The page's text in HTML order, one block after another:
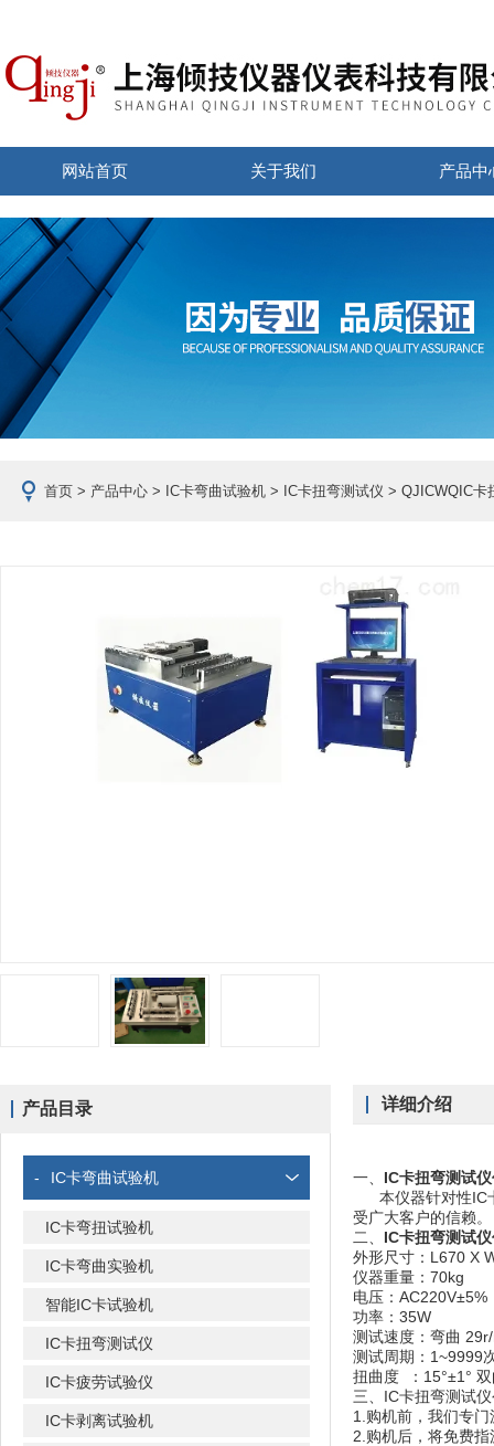
网站首页 关于我们 产品中
首页 > 产品中心 > IC卡弯曲试验机 > IC卡扭弯测试仪 > QJICWQIC卡
产品目录
- IC卡弯曲试验机
IC卡弯扭试验机
IC卡弯曲实验机
智能IC卡试验机
IC卡扭弯测试仪
IC卡疲劳试验仪
IC卡剥离试验机
详细介绍
一、 IC卡扭弯测试
本仪器针对性IC卡
受广大客户的信赖。
二、 IC卡扭弯测试
外形尺寸：L670 X
仪器重量：70kg
电压：AC220V±5%
功率：35W
测试速度：弯曲
测试周期：1~9999
扭曲度 ：15°±1°
三、IC卡扭弯测试
1.购机前，我们专
2.购机后，将免费